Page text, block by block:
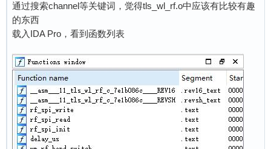
通过搜索channel等关键词，觉得tls_wl_rf.o中应该有比较有趣
的东西
载入IDA Pro，看到函数列表